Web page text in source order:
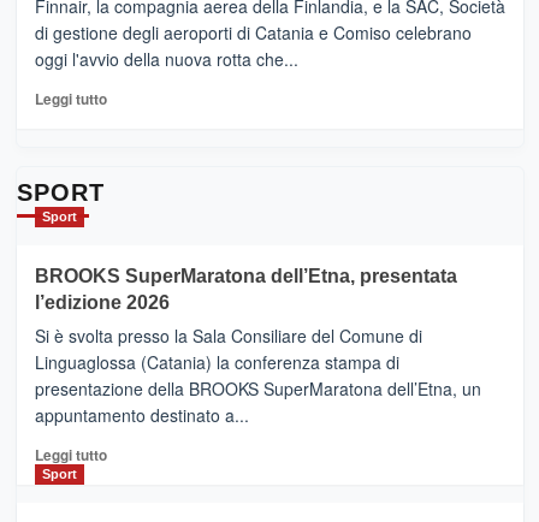
siamo
quasi….
pronti
per
Finnair, la compagnia aerea della Finlandia, e la SAC, Società
di gestione degli aeroporti di Catania e Comiso celebrano
oggi l'avvio della nuova rotta che...
Leggi tuttoLeggi
con
la
Al
via
i
collegamenti
SPORT
Sport
BROOKS SuperMaratona dell’Etna, presentata
l’edizione 2026
Si è svolta presso la Sala Consiliare del Comune di
Linguaglossa (Catania) la conferenza stampa di
presentazione della BROOKS SuperMaratona dell’Etna, un
appuntamento destinato a...
Leggi tuttoLeggi
Sport